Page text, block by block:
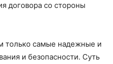
договора со стороны
только самые надежные и
и безопасности. Суть